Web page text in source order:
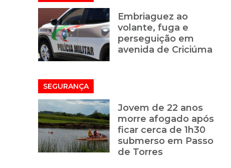
Embriaguez ao
volante, fuga e
perseguição em
avenida de Criciúma
SEGURANÇA
Jovem de 22 anos
morre afogado após
ficar cerca de 1h30
submerso em Passo
de Torres